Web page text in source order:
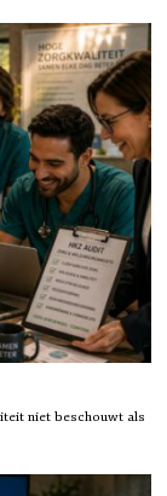
niet beschouwt als